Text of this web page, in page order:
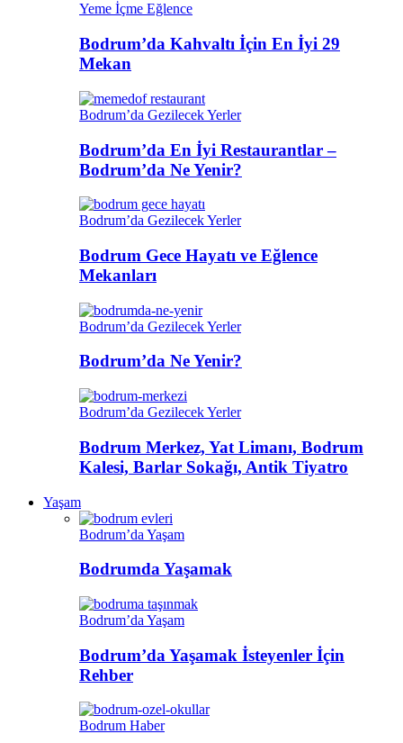
Yeme İçme Eğlence
Bodrum’da Kahvaltı İçin En İyi 29
Mekan
Bodrum’da Gezilecek Yerler
Bodrum’da En İyi Restaurantlar –
Bodrum’da Ne Yenir?
Bodrum’da Gezilecek Yerler
Bodrum Gece Hayatı ve Eğlence
Mekanları
Bodrum’da Gezilecek Yerler
Bodrum’da Ne Yenir?
Bodrum’da Gezilecek Yerler
Bodrum Merkez, Yat Limanı, Bodrum
Kalesi, Barlar Sokağı, Antik Tiyatro
Yaşam
Bodrum’da Yaşam
Bodrumda Yaşamak
Bodrum’da Yaşam
Bodrum’da Yaşamak İsteyenler İçin
Rehber
Bodrum Haber